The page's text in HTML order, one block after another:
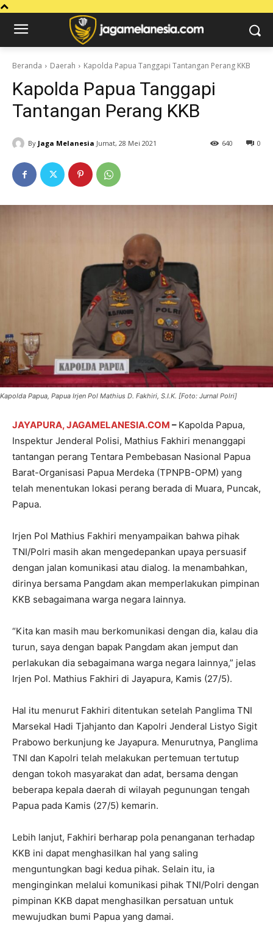
Beranda Daerah Kapolda Papua Tanggapi Tantangan Perang KKB
Kapolda Papua Tanggapi
Tantangan Perang KKB
By Jaga Melanesia Jumat, 28 Mei 2021 0
640
Kapolda Papua, Papua Irjen Pol Mathius D. Fakhiri, S.I.K. [Foto: Jurnal Polri]
JAYAPURA, JAGAMELANESIA.COM – Kapolda Papua,
Inspektur Jenderal Polisi, Mathius Fakhiri menanggapi
tantangan perang Tentara Pembebasan Nasional Papua
Barat-Organisasi Papua Merdeka (TPNPB-OPM) yang
telah menentukan lokasi perang berada di Muara, Puncak,
Papua.
Irjen Pol Mathius Fakhiri menyampaikan bahwa pihak
TNI/Polri masih akan mengedepankan upaya persuasif
dengan jalan komunikasi atau dialog. Ia menambahkan,
dirinya bersama Pangdam akan memperlakukan pimpinan
KKB sebagaimana warga negara lainnya.
“Kita kan masih mau berkomunikasi dengan dia, kalau dia
turun, saya dengan bapak Pangdam akan jemput dan
perlakukan dia sebagaimana warga negara lainnya,” jelas
Irjen Pol. Mathius Fakhiri di Jayapura, Kamis (27/5).
Hal itu menurut Fakhiri ditentukan setelah Panglima TNI
Marsekal Hadi Tjahjanto dan Kapolri Jenderal Listyo Sigit
Prabowo berkunjung ke Jayapura. Menurutnya, Panglima
TNI dan Kapolri telah melakukan pertemuan tertutup
dengan tokoh masyarakat dan adat, bersama dengan
beberapa kepala daerah di wilayah pegunungan tengah
Papua pada Kamis (27/5) kemarin.
Lebih lanjut, Fakhiri berharap pola penanganan terhadap
KKB ini dapat menghasilkan hal yang saling
menguntungkan bagi kedua pihak. Selain itu, ia
menginginkan melalui komunikasi pihak TNI/Polri dengan
pimpinan KKB dapat menghasilkan persatuan untuk
mewujudkan bumi Papua yang damai.